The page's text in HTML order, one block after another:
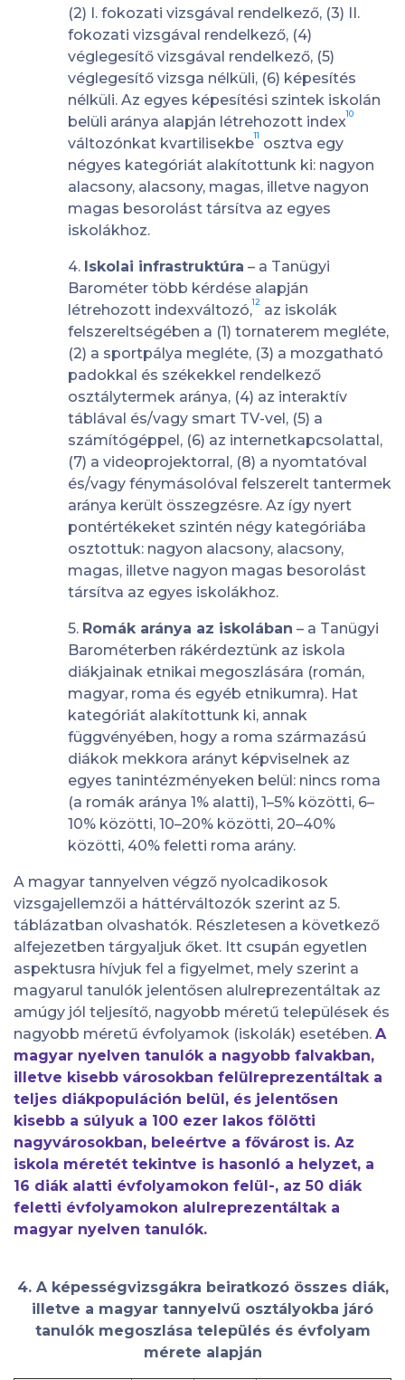
(2) I. fokozati vizsgával rendelkező, (3) II.
fokozati vizsgával rendelkező, (4)
véglegesítő vizsgával rendelkező, (5)
véglegesítő vizsga nélküli, (6) képesítés
nélküli. Az egyes képesítési szintek iskolán
belüli aránya alapján létrehozott index10
változónkat kvartilisekbe11 osztva egy
négyes kategóriát alakítottunk ki: nagyon
alacsony, alacsony, magas, illetve nagyon
magas besorolást társítva az egyes
iskolákhoz.
4. Iskolai infrastruktúra – a Tanügyi
Barométer több kérdése alapján
létrehozott indexváltozó,12 az iskolák
felszereltségében a (1) tornaterem megléte,
(2) a sportpálya megléte, (3) a mozgatható
padokkal és székekkel rendelkező
osztálytermek aránya, (4) az interaktív
táblával és/vagy smart TV-vel, (5) a
számítógéppel, (6) az internetkapcsolattal,
(7) a videoprojektorral, (8) a nyomtatóval
és/vagy fénymásolóval felszerelt tantermek
aránya került összegzésre. Az így nyert
pontértékeket szintén négy kategóriába
osztottuk: nagyon alacsony, alacsony,
magas, illetve nagyon magas besorolást
társítva az egyes iskolákhoz.
5. Romák aránya az iskolában – a Tanügyi
Barométerben rákérdeztünk az iskola
diákjainak etnikai megoszlására (román,
magyar, roma és egyéb etnikumra). Hat
kategóriát alakítottunk ki, annak
függvényében, hogy a roma származású
diákok mekkora arányt képviselnek az
egyes tanintézményeken belül: nincs roma
(a romák aránya 1% alatti), 1–5% közötti, 6–
10% közötti, 10–20% közötti, 20–40%
közötti, 40% feletti roma arány.
A magyar tannyelven végző nyolcadikosok
vizsgajellemzői a háttérváltozók szerint az 5.
táblázatban olvashatók. Részletesen a következő
alfejezetben tárgyaljuk őket. Itt csupán egyetlen
aspektusra hívjuk fel a figyelmet, mely szerint a
magyarul tanulók jelentősen alulreprezentáltak az
amúgy jól teljesítő, nagyobb méretű települések és
nagyobb méretű évfolyamok (iskolák) esetében. A
magyar nyelven tanulók a nagyobb falvakban,
illetve kisebb városokban felülreprezentáltak a
teljes diákpopuláción belül, és jelentősen
kisebb a súlyuk a 100 ezer lakos fölötti
nagyvárosokban, beleértve a fővárost is. Az
iskola méretét tekintve is hasonló a helyzet, a
16 diák alatti évfolyamokon felül-, az 50 diák
feletti évfolyamokon alulreprezentáltak a
magyar nyelven tanulók.
4. A képességvizsgákra beiratkozó összes diák,
illetve a magyar tannyelvű osztályokba járó
tanulók megoszlása település és évfolyam
mérete alapján